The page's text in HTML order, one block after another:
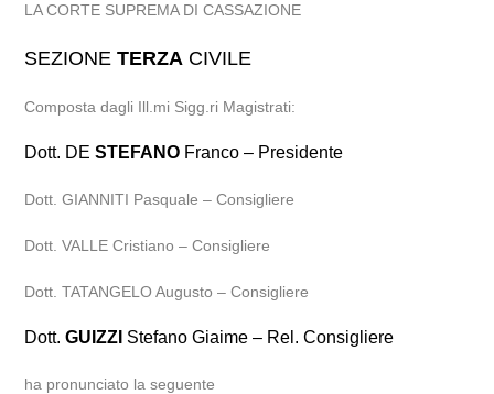
LA CORTE SUPREMA DI CASSAZIONE
SEZIONETERZA CIVILE
Composta dagli Ill.mi Sigg.ri Magistrati:
Dott. DESTEFANO Franco – Presidente
Dott. GIANNITI Pasquale – Consigliere
Dott. VALLE Cristiano – Consigliere
Dott. TATANGELO Augusto – Consigliere
Dott.GUIZZI Stefano Giaime – Rel. Consigliere
ha pronunciato la seguente